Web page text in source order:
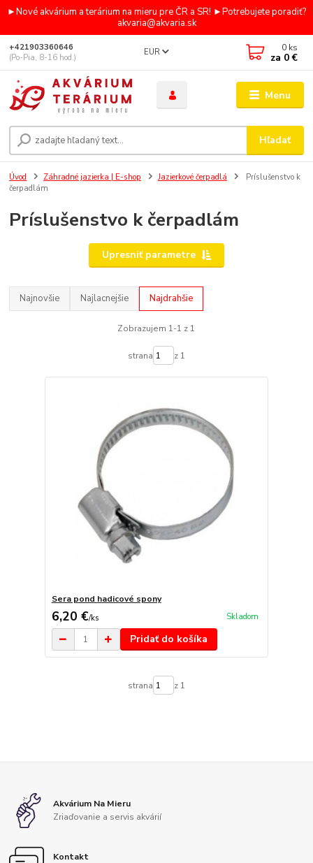
►Nové akvárium a terárium na mieru pre ČR a SR! ►Potrebujete poradiť?
akvaria@akvaria.sk
Menu
EUR
Hľadať
+421903360646
(Po-Pia, 8-16 hod.)
0 ks
za 0 €
Úvod Záhradné jazierka | E-shop Jazierkové čerpadlá
Príslušenstvo k
čerpadlám
Príslušenstvo k čerpadlám
Upresniť parametre
Najnovšie Najlacnejšie Najdrahšie
Zobrazujem 1-1 z 1
strana z 1
Sera pond hadicové spony
6,20 €/ks Skladom
Pridať do košíka
strana z 1
Akvárium Na Mieru
Zriaďovanie a servis akvárií
Kontakt